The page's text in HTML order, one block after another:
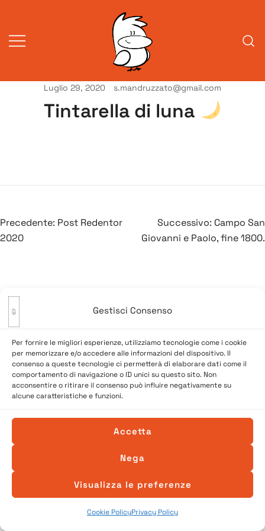
Gestisci Consenso
Per fornire le migliori esperienze, utilizziamo tecnologie come i cookie
per memorizzare e/o accedere alle informazioni del dispositivo. Il
consenso a queste tecnologie ci permetterà di elaborare dati come il
comportamento di navigazione o ID unici su questo sito. Non
acconsentire o ritirare il consenso può influire negativamente su
alcune caratteristiche e funzioni.
Accetta
Nega
Visualizza le preferenze
Cookie PolicyPrivacy Policy
contenuto
A Venessia
Vita da veneziani
Luglio 29, 2020 s.mandruzzato@gmail.com
Tintarella di luna
Navigazione
articoli
Precedente: Post Redentor
2020
Successivo: Campo San
Giovanni e Paolo, fine 1800.